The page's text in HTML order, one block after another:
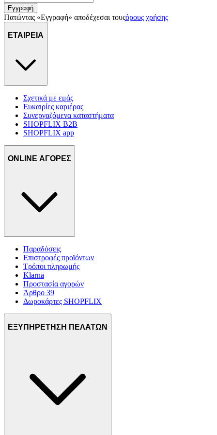
Εγγραφή
Πατώντας «Εγγραφή» αποδέχεσαι τουςόρους χρήσης
ΕΤΑΙΡΕΙΑ
Σχετικά με εμάς
Ευκαιρίες καριέρας
Συνεργαζόμενα καταστήματα
SHOPFLIX B2B
SHOPFLIX app
ONLINE ΑΓΟΡΕΣ
Παραδόσεις
Επιστροφές προϊόντων
Τρόποι πληρωμής
Klarna
Προστασία αγορών
Άρθρο 39
Δωροκάρτες SHOPFLIX
ΕΞΥΠΗΡΕΤΗΣΗ ΠΕΛΑΤΩΝ